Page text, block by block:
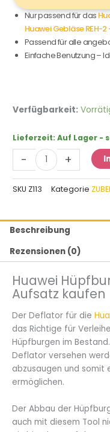
Nur passend für das
Huawei Gebläse REH-2
Passend für alle
Einfache Benutzung –
Verfügbarkeit:
Lieferzeit: Auf Lager -
-
Huawei
Aufsatz
Menge
+
SKU Z113 Kategorie
Beschreibung
Rezensionen (0)
Huawei
Aufsatz kaufen
Der Deflator für die
das Richtige für
Hüpfburgen im
Deflator versehen
abzusaugen und somit
ermöglichen.
Der Abbau der
auch mit diesem Tool